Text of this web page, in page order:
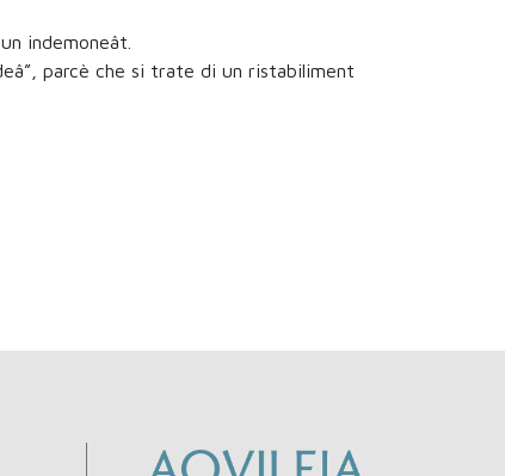
indemoneât.
parcè che si trate di un ristabiliment